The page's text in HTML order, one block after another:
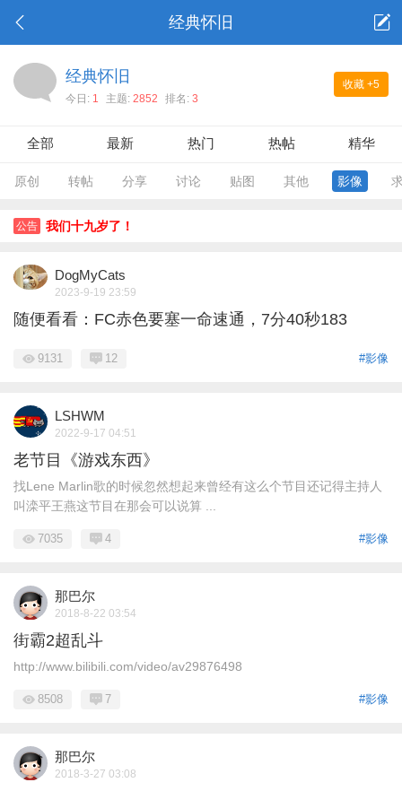
经典怀旧
收藏 +5
经典怀旧
今日: 1 主题: 2852 排名: 3
全部 最新 热门 热帖 精华
原创 转帖 分享 讨论 贴图 其他 影像
公告 我们十九岁了！
DogMyCats
2023-9-19 23:59
随便看看：FC赤色要塞一命速通，7分40秒183
#影像
9131 12
LSHWM
2022-9-17 04:51
老节目《游戏东西》
找Lene Marlin歌的时候忽然想起来曾经有这么个节目还记得主持人
叫滦平王燕这节目在那会可以说算 ...
#影像
7035 4
那巴尔
2018-8-22 03:54
街霸2超乱斗
http://www.bilibili.com/video/av29876498
#影像
8508 7
那巴尔
2018-3-27 03:08